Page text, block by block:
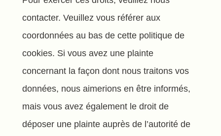
contacter. Veuillez vous référer aux
coordonnées au bas de cette politique de
cookies. Si vous avez une plainte
concernant la façon dont nous traitons vos
données, nous aimerions en être informés,
mais vous avez également le droit de
déposer une plainte auprès de l’autorité de